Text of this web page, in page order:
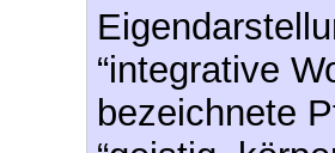
“integrative
bezeichnete